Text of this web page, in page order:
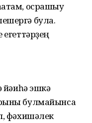
осрашыу
була.
йәиһә эшкә
булмайынса
фәхишәлек